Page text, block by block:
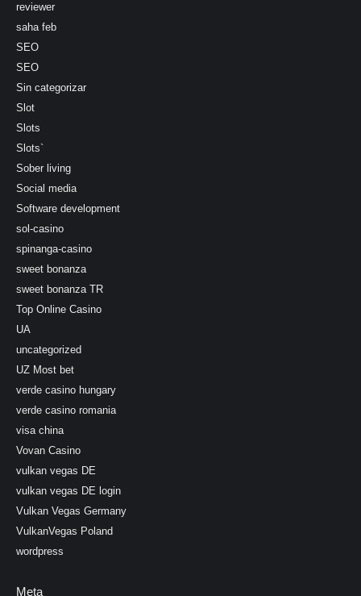
reviewer
saha feb
SEO
SEO
Sin categorizar
Slot
Slots
Slots`
Sober living
Social media
Software development
sol-casino
spinanga-casino
sweet bonanza
sweet bonanza TR
Top Online Casino
UA
uncategorized
UZ Most bet
verde casino hungary
verde casino romania
visa china
Vovan Casino
vulkan vegas DE
vulkan vegas DE login
Vulkan Vegas Germany
VulkanVegas Poland
wordpress
Meta